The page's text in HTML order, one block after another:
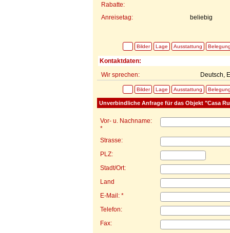
Rabatte:
Anreisetag:
beliebig
Bilder Lage Ausstattung
Kontaktdaten:
Wir sprechen:
Deutsch,
Bilder Lage Ausstattung
Unverbindliche Anfrage für das Objekt "Casa
Vor- u. Nachname:
*
Strasse:
PLZ:
Stadt/Ort:
Land
E-Mail: *
Telefon:
Fax: